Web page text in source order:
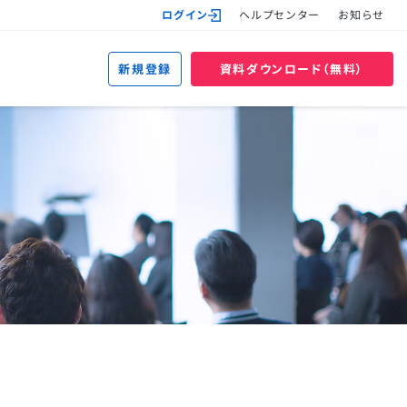
ログイン ヘルプセンター お知らせ
新規登録 資料ダウンロード（無料）